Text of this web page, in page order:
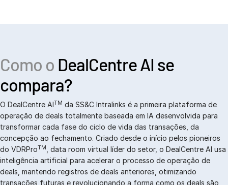
Como o DealCentre AI se
compara?
O DealCentre AITM da SS&C Intralinks é a primeira plataforma de
operação de deals totalmente baseada em IA desenvolvida para
transformar cada fase do ciclo de vida das transações, da
concepção ao fechamento. Criado desde o início pelos pioneiros
do VDRProTM
, data room virtual líder do setor, o DealCentre AI usa
inteligência artificial para acelerar o processo de operação de
deals, mantendo registros de deals anteriores, otimizando
transações futuras e revolucionando a forma como os deals são